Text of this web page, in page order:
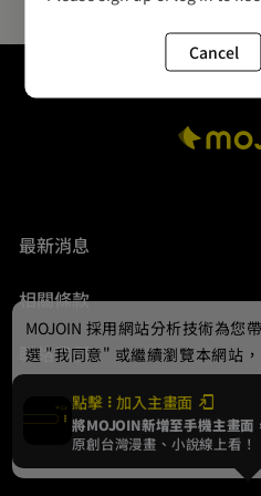
最新消息
相關條款
聯絡我們
© 2024 gamania Digital
點擊 加入主畫面
將MOJOIN新增至手機主畫面
原創台灣漫畫、小說線上看！
MOJOIN 採用網站分析技術為您
選 "我同意" 或繼續瀏覽本網站
Cookie，欲瞭解更多資訊請見隱
我同意
Cancel